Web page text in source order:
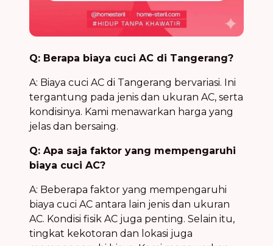
Q: Berapa biaya cuci AC di Tangerang?
A: Biaya cuci AC di Tangerang bervariasi. Ini
tergantung pada jenis dan ukuran AC, serta
kondisinya. Kami menawarkan harga yang
jelas dan bersaing.
Q: Apa saja faktor yang mempengaruhi
biaya cuci AC?
A: Beberapa faktor yang mempengaruhi
biaya cuci AC antara lain jenis dan ukuran
AC. Kondisi fisik AC juga penting. Selain itu,
tingkat kekotoran dan lokasi juga